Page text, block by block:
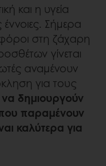
και η υγεία
έννοιες. Σήμερα
στη ζάχαρη
γίνεται
αναμένουν
για τους
να δημιουργούν
παραμένουν
καλύτερα για